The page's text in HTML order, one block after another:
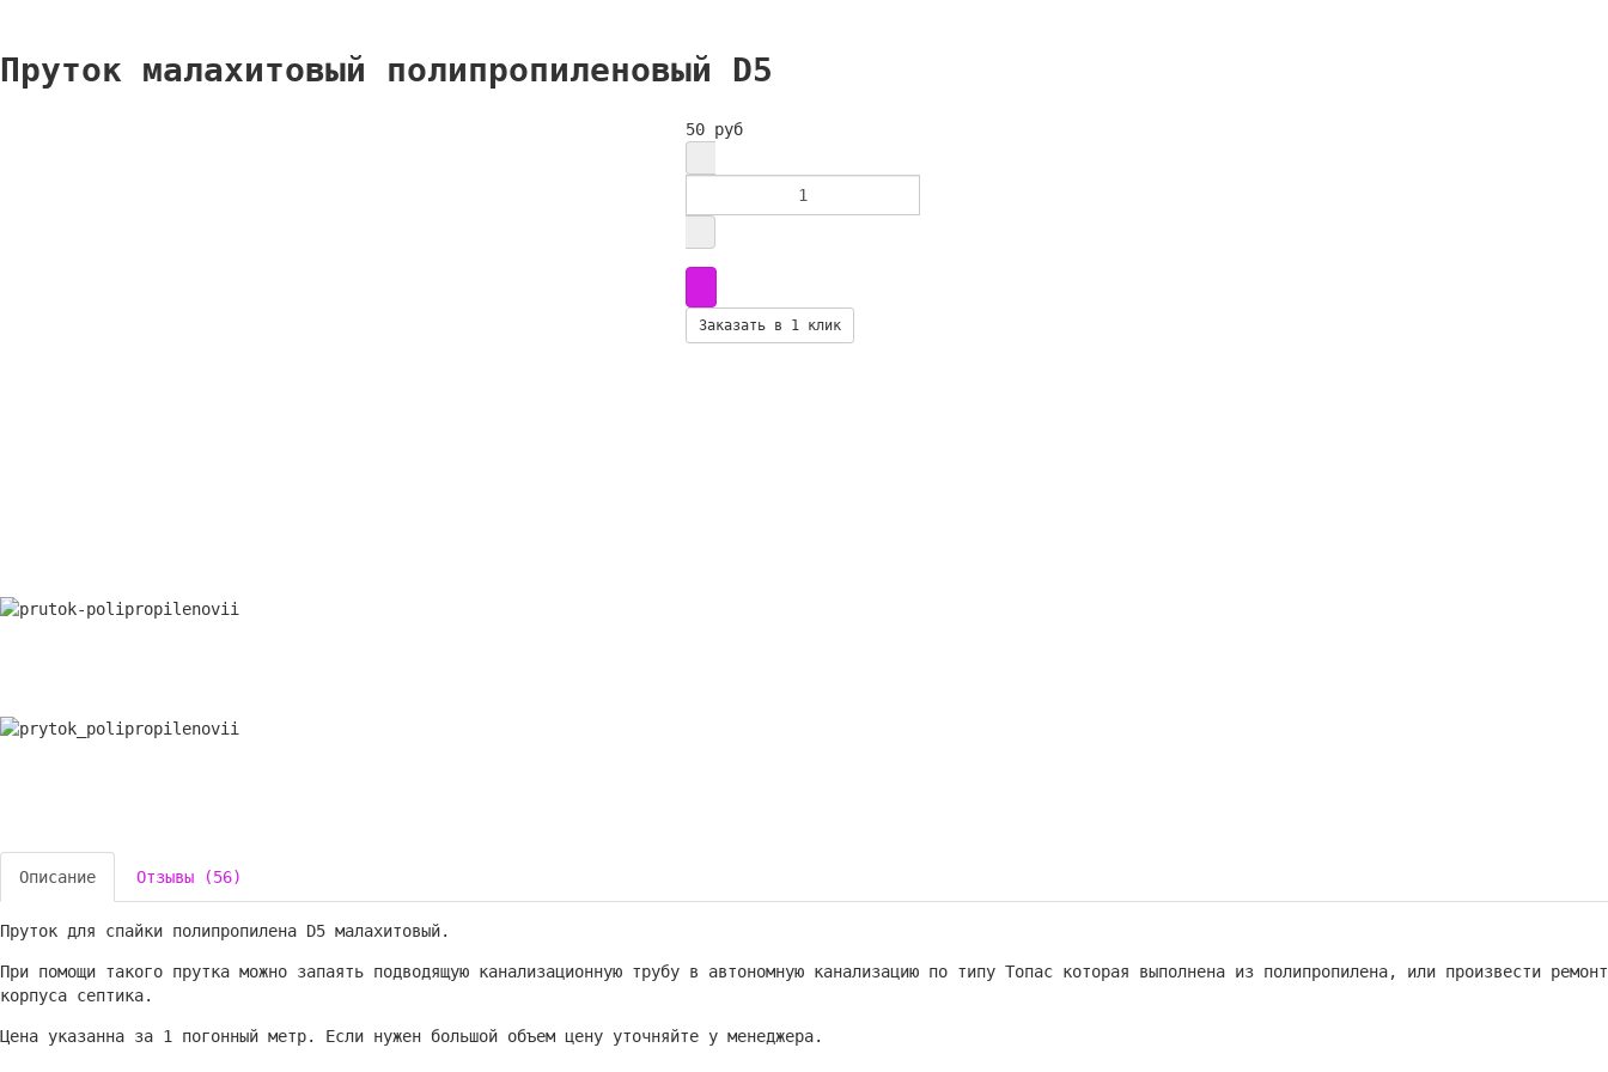
Пруток малахитовый полипропиленовый D5
50 руб
Заказать в 1 клик
Описание Отзывы (56)
Пруток для спайки полипропилена D5 малахитовый.
При помощи такого прутка можно запаять подводящую канализационную трубу в автономную канализацию по типу Топас которая выполнена из полипропилена, или произвести ремонт
корпуса септика.
Цена указанна за 1 погонный метр. Если нужен большой объем цену уточняйте у менеджера.